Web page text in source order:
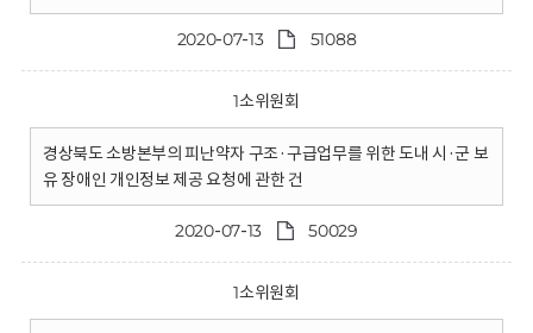
2020-07-13 51088
1소위원회
경상북도 소방본부의 피난약자 구조·구급업무를 위한 도내 시·군 보
유 장애인 개인정보 제공 요청에 관한 건
2020-07-13 50029
1소위원회